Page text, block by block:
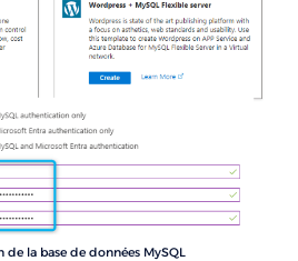
de la base de données MySQL